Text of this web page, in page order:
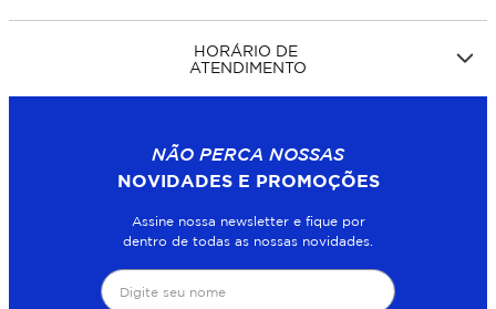
HORÁRIO DE
ATENDIMENTO
NÃO PERCA NOSSAS
NOVIDADES E PROMOÇÕES
Assine nossa newsletter e fique por
dentro de todas as nossas novidades.